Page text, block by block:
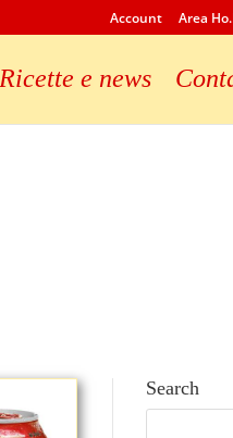
Account Area
Ricette e news
Search